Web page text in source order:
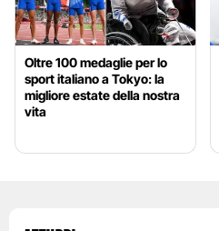
Oltre 100 medaglie per lo
sport italiano a Tokyo: la
migliore estate della nostra
vita